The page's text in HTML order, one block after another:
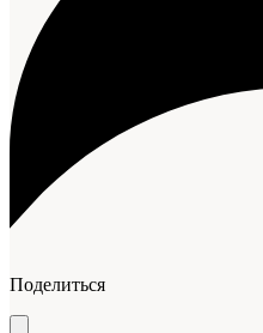
Поделиться